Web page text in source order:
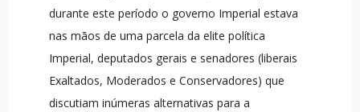
durante este período o governo Imperial estava
nas mãos de uma parcela da elite política
Imperial, deputados gerais e senadores (liberais
Exaltados, Moderados e Conservadores) que
discutiam inúmeras alternativas para a